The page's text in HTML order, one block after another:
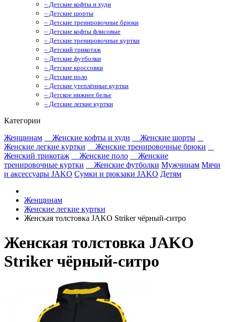
– Детские кофты и худи
– Детские шорты
– Детские тренировочные брюки
– Детские кофты флисовые
– Детские тренировочные куртки
– Детский трикотаж
– Детские футболки
– Детские кроссовки
– Детские поло
– Детские утеплённые куртки
– Детское нижнее белье
– Детские легкие куртки
Категории
Женщинам
Женские кофты и худи
Женские шорты
Женские легкие куртки
Женские тренировочные брюки
Женский трикотаж
Женские поло
Женские
тренировочные куртки
Женские футболки Мужчинам Мячи
и аксессуары JAKO Сумки и рюкзаки JAKO Детям
Женщинам
Женские легкие куртки
Женская толстовка JAKO Striker чёрный-ситро
Женская толстовка JAKO
Striker чёрный-ситро